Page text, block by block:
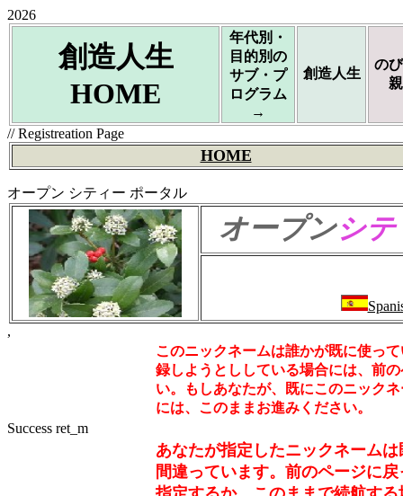
2026
創造人生
HOME
年代別・
目的別の
サブ・プ
ログラム
→
創造人生
の
// Registreation Page
HOME
オープン シティー ポータル
オープンシテ
,
このニックネームは誰かが既に使っ
録しようとししている場合には、前
い。もしあなたが、既にこのニック
には、このままお進みください。
Success ret_m
あなたが指定したニックネーム
間違っています。前のページに